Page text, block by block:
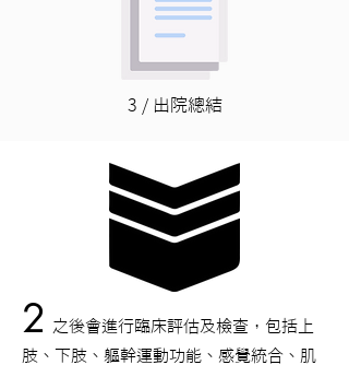
3 / 出院總結
2
之後會進行臨床評估及檢查，包括上
肢、下肢、軀幹運動功能、感覺統合、肌